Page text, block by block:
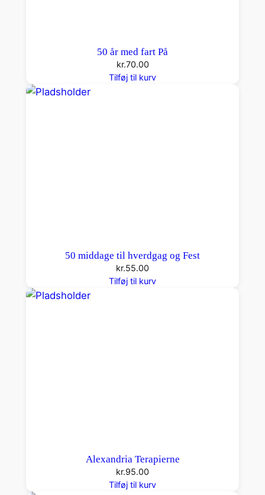
50 år med fart På
kr.70.00
Tilføj til kurv
50 middage til hverdgag og Fest
kr.55.00
Tilføj til kurv
Alexandria Terapierne
kr.95.00
Tilføj til kurv